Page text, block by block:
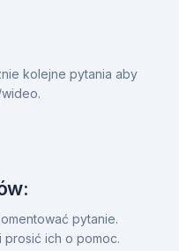
kolejne pytania aby
pytanie.
ich o pomoc.